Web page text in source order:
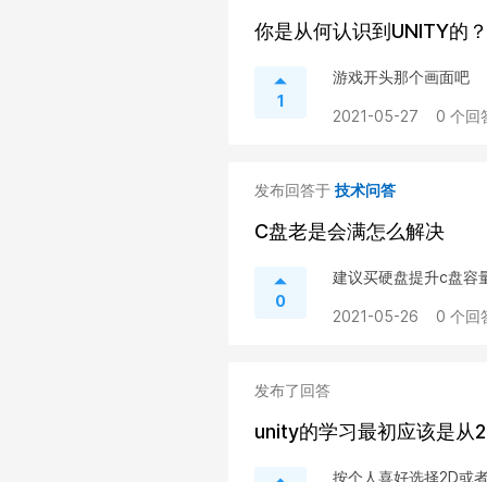
你是从何认识到UNITY的？
1
游戏开头那个画面吧
2021-05-27 0 个回
发布回答于 技术问答
C盘老是会满怎么解决
0
建议买硬盘提升c盘容
2021-05-26 0 个回
发布了回答
unity的学习最初应该是从
按个人喜好选择2D或